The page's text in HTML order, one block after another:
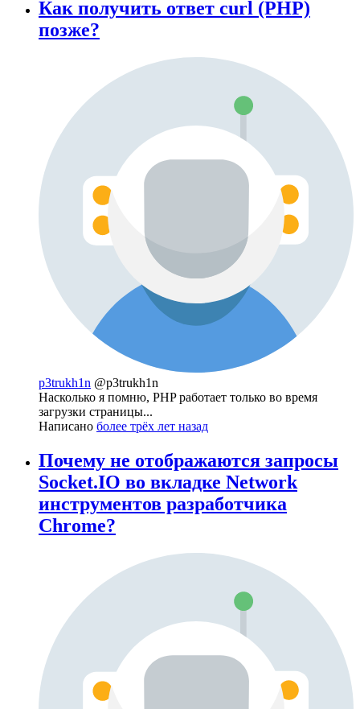
Как получить ответ curl (PHP)
позже?
p3trukh1n @p3trukh1n
Насколько я помню, PHP работает только во время
загрузки страницы...
Написано более трёх лет назад
Почему не отображаются запросы
Socket.IO во вкладке Network
инструментов разработчика
Chrome?